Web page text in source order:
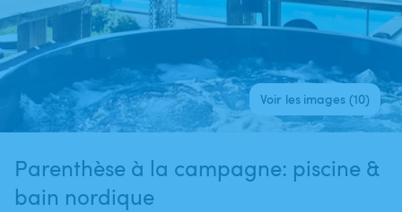
Voir les images (10)
Parenthèse à la campagne: piscine &
bain nordique